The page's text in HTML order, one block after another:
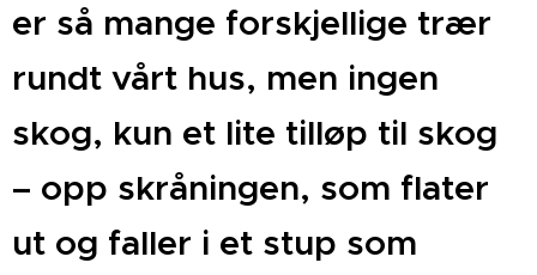
er så mange forskjellige trær
rundt vårt hus, men ingen
skog, kun et lite tilløp til skog
– opp skråningen, som flater
ut og faller i et stup som